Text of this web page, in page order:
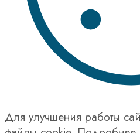
Для улучшения работы